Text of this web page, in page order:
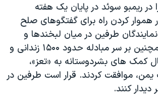
به چین
در ریمبو سوئد در پایان یک هفته
هموار کردن راه برای گفتگوهای صلح
نمایندگان طرفین در میان لبخندها و
دست دادن ها همچنین بر سر مبادله حدود ۱۵۰۰ زندانی و
کمک های بشردوستانه به «تعز»،
موافقت کردند. قرار است طرفین در
دیدار کنند.